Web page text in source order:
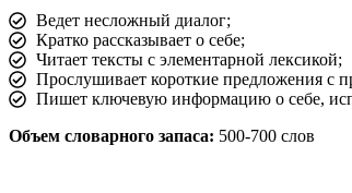
Ведет несложный диалог;
Кратко рассказывает о себе;
Читает тексты с элементарной лексикой;
Прослушивает короткие предложения с
Пишет ключевую информацию о себе,
Объем словарного запаса: 500-700 слов